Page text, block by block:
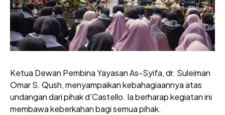
Ketua Dewan Pembina Yayasan As-Syifa, dr. Suleiman
Omar S. Qush, menyampaikan kebahagiaannya atas
undangan dari pihak d’Castello. Ia berharap kegiatan ini
membawa keberkahan bagi semua pihak.